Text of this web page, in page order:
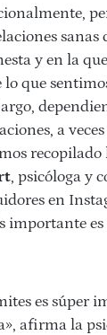
sanas
y en la
que
a
recopilado
, psicóloga y
en
importante es
es súper
afirma la